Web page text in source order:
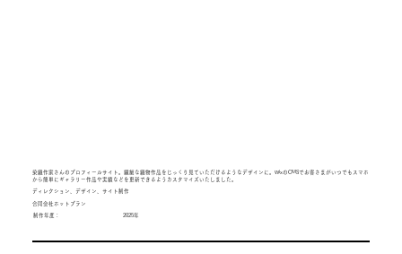
染織作家さんのプロフィールサイト。繊細な織物作品をじっくり見ていただけるようなデザインに。WixのCMSでお客さまがいつでもスマホ
から簡単にギャラリー作品や実績などを更新できるようカスタマイズいたしました。
ディレクション、デザイン、サイト制作
合同会社ホットプラン
制作年度： 2025年